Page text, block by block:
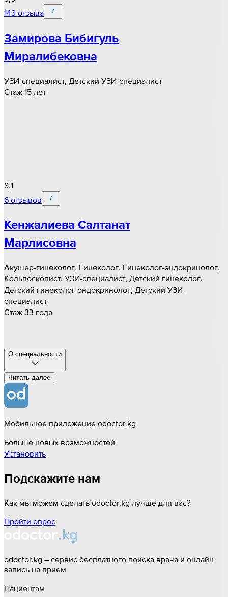
143 отзыва
Замирова Бибигуль
Миралибековна
УЗИ-специалист, Детский УЗИ-специалист
Стаж 15 лет
8,1
6 отзывов
Кенжалиева Салтанат
Марлисовна
Акушер-гинеколог, Гинеколог, Гинеколог-эндокринолог,
Кольпоскопист, УЗИ-специалист, Детский гинеколог,
Детский гинеколог-эндокринолог, Детский УЗИ-
специалист
Стаж 33 года
О специальности
Читать далee
Мобильное приложение odoctor.kg
Больше новых возможностей
Установить
Подскажите нам
Как мы можем сделать odoctor.kg лучше для вас?
Пройти опрос
odoctor.kg – сервис бесплатного поиска врача и онлайн
запись на прием
Пациентам